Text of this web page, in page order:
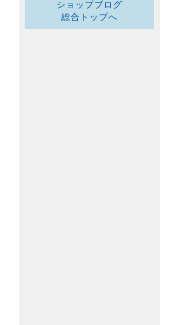
ショップブログ
総合トップへ